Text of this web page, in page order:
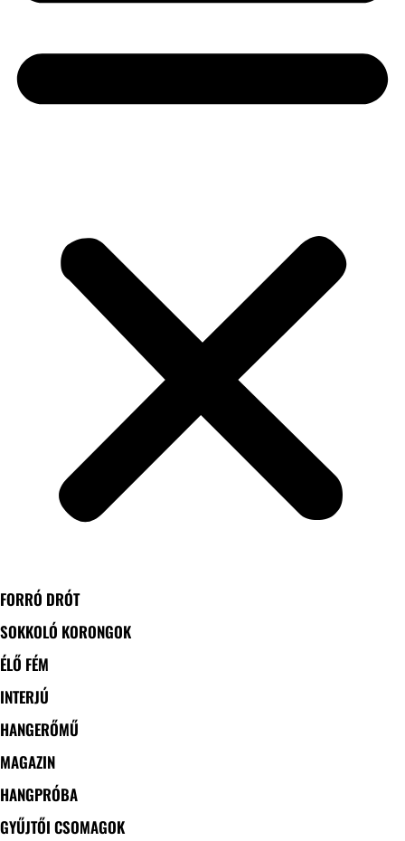
FORRÓ DRÓT
SOKKOLÓ KORONGOK
ÉLŐ FÉM
INTERJÚ
HANGERŐMŰ
MAGAZIN
HANGPRÓBA
GYŰJTŐI CSOMAGOK